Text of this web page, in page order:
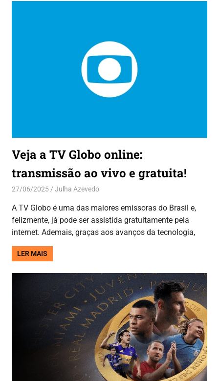
Veja a TV Globo online:
transmissão ao vivo e gratuita!
27/06/2025 Julha AzevedoAplicativos
A TV Globo é uma das maiores emissoras do Brasil e,
felizmente, já pode ser assistida gratuitamente pela
internet. Ademais, graças aos avanços da tecnologia,
LER MAIS